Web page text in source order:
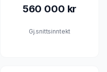
560 000 kr
Gj.snittsinntekt